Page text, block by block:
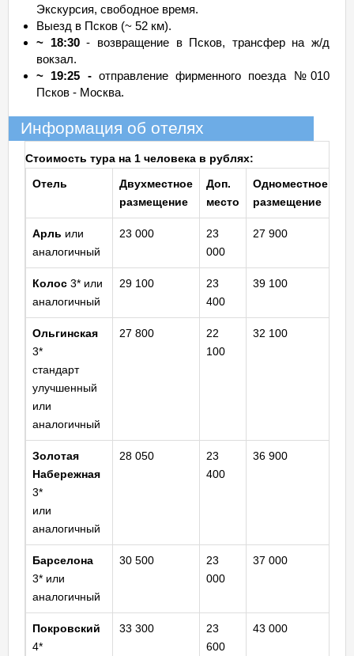
Экскурсия, свободное время.
Выезд в Псков (~ 52 км).
~ 18:30- возвращение в Псков, трансфер на ж/д
вокзал.
~ 19:25 -отправление фирменного поезда №010
Псков - Москва.
Информация об отелях
Стоимость тура на 1 человека в рублях:
Отель
Двухместное
размещение
Доп.
место
Одноместное
размещение
Арль или
аналогичный
23 000
23
000
27 900
Колос 3* или
аналогичный
29 100
23
400
39 100
Ольгинская
3*
стандарт
улучшенный
или
аналогичный
27 800
22
100
32 100
Золотая
Набережная
3*
или
аналогичный
28 050
23
400
36 900
Барселона
3* или
аналогичный
30 500
23
000
37 000
Покровский
4*
33 300
23
600
43 000